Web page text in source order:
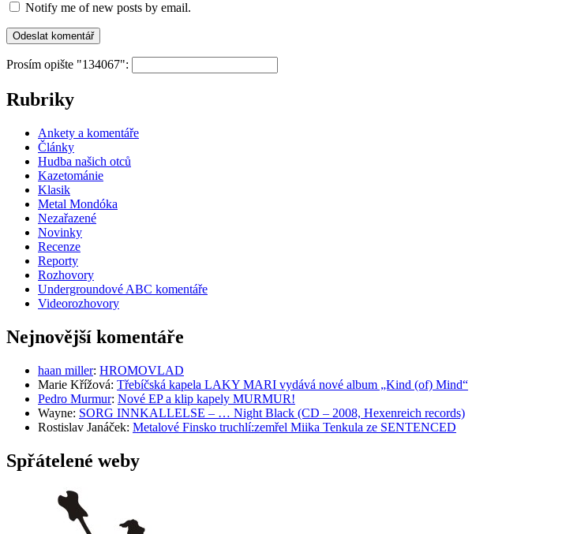
Notify me of new posts by email.
Prosím opište "134067":
Rubriky
Ankety a komentáře
Články
Hudba našich otců
Kazetománie
Klasik
Metal Mondóka
Nezařazené
Novinky
Recenze
Reporty
Rozhovory
Undergroundové ABC komentáře
Videorozhovory
Nejnovější komentáře
haan miller: HROMOVLAD
Marie Křížová: Třebíčská kapela LAKY MARI vydává nové album „Kind (of) Mind“
Pedro Murmur: Nové EP a klip kapely MURMUR!
Wayne: SORG INNKALLELSE – … Night Black (CD – 2008, Hexenreich records)
Rostislav Janáček: Metalové Finsko truchlí:zemřel Miika Tenkula ze SENTENCED
Spřátelené weby